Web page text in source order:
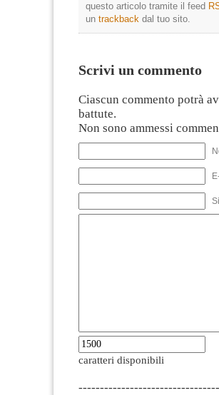
questo articolo tramite il feed
un trackback dal tuo sito.
Scrivi un commento
Ciascun commento potrà
battute.
Non sono ammessi
caratteri disponibili